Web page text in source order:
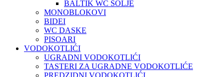
BALTIK WC ŠOLJE
MONOBLOKOVI
BIDEI
WC DASKE
PISOARI
VODOKOTLIĆI
UGRADNI VODOKOTLIĆI
TASTERI ZA UGRADNE VODOKOTLIĆE
PREDZIDNI VODOKOTLIĆI